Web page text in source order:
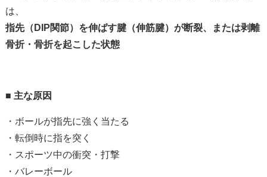
は、
指先（ DIP関節）を伸ばす腱（伸筋腱）が断裂、または剥離
骨折・骨折を起こした状態
■ 主な原因
・ボールが指先に強く当たる
・転倒時に指を突く
・スポーツ中の衝突・打撃
・バレーボール